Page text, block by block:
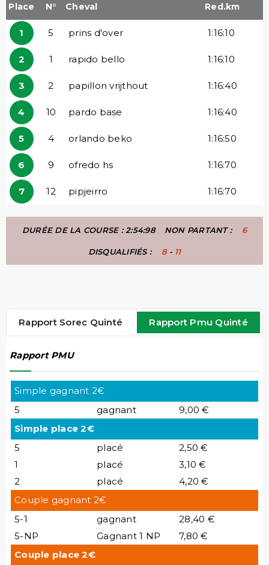
Place N° Cheval Red.km
1 5 prins d'over 1:16:10
2 1 rapido bello 1:16:10
3 2 papillon vrijthout 1:16:40
4 10 pardo base 1:16:40
5 4 orlando beko 1:16:50
6 9 ofredo hs 1:16:70
7 12 pipjeirro 1:16:70
DURÉE DE LA COURSE : 2:54:98 NON PARTANT : 6
DISQUALIFIÉS : 8- 11
Rapport Sorec Quinté Rapport Pmu Quinté
Rapport PMU
Simple gagnant 2€
5
gagnant
9,00 €
Simple place 2€
5
placé
2,50 €
1
placé
3,10 €
2
placé
4,20 €
Couple gagnant 2€
5-1
gagnant
28,40 €
5-NP
Gagnant 1 NP
7,80 €
Couple place 2€